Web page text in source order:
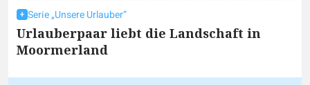
Serie „Unsere Urlauber“
Urlauberpaar liebt die Landschaft in
Moormerland